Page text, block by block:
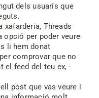
dels usuaris que
xafarderia, Threads
opció per poder veure
li hem donat
comprovar que no
el feed del teu ex, -
post que vas veure i